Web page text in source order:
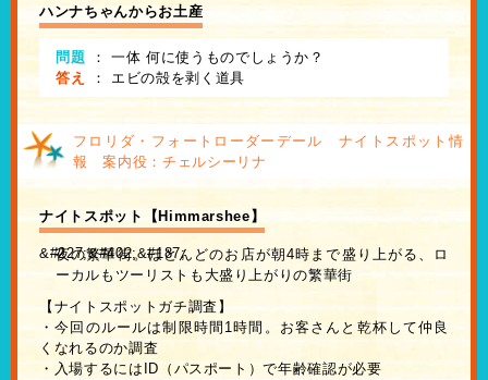
ハンナちゃんからお土産
問題 ： 一体 何に使うものでしょうか？
答え
： エビの殻を剥く道具
フロリダ・フォートローダーデール ナイトスポット情
報 案内役：チェルシーリナ
ナイトスポット【Himmarshee】
夜の繁華街。ほとんどのお店が朝4時まで盛り上がる、ロ
ーカルもツーリストも大盛り上がりの繁華街
【ナイトスポットガチ調査】
・今回のルールは制限時間1時間。お客さんと乾杯して仲良
くなれるのか調査
・入場するにはID（パスポート）で年齢確認が必要